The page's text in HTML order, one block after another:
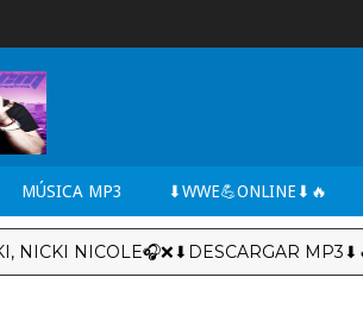
MÚSICA MP3 ⬇WWE💪ONLINE⬇🔥
MP3⬇🔥